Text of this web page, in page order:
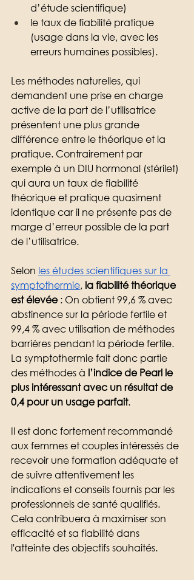
d’étude scientifique)
le taux de fiabilité pratique
(usage dans la vie, avec les
erreurs humaines possibles).
Les méthodes naturelles, qui
demandent une prise en charge
active de la part de l’utilisatrice
présentent une plus grande
différence entre le théorique et la
pratique. Contrairement par
exemple à un DIU hormonal (stérilet)
qui aura un taux de fiabilité
théorique et pratique quasiment
identique car il ne présente pas de
marge d’erreur possible de la part
de l’utilisatrice.
Selon les études scientifiques sur la
symptothermie, la fiabilité théorique
est élevée : On obtient 99,6 % avec
abstinence sur la période fertile et
99,4 % avec utilisation de méthodes
barrières pendant la période fertile.
La symptothermie fait donc partie
des méthodes à l’indice de Pearl le
plus intéressant avec un résultat de
0,4 pour un usage parfait.
Il est donc fortement recommandé
aux femmes et couples intéressés de
recevoir une formation adéquate et
de suivre attentivement les
indications et conseils fournis par les
professionnels de santé qualifiés.
Cela contribuera à maximiser son
efficacité et sa fiabilité dans
l'atteinte des objectifs souhaités.